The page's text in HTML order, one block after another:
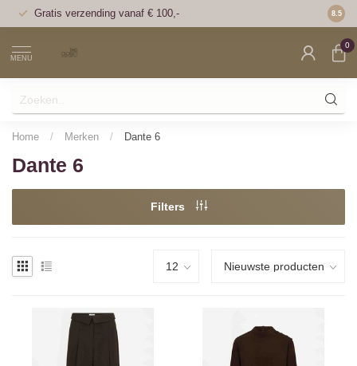
Gratis verzending vanaf € 100,- Voor
8.5
MENU
0
Home / Merken / Dante 6
Dante 6
Filters